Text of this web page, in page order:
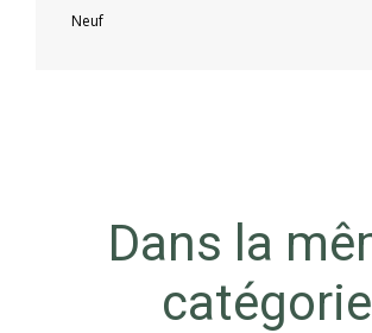
Neuf
Dans la
catégorie